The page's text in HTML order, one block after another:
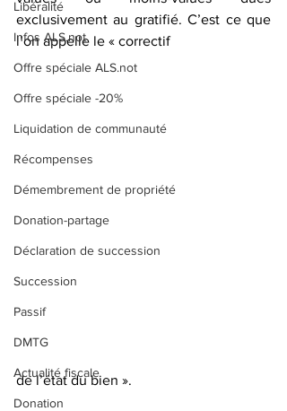
Libéralité
Infos ALS.not
Offre spéciale ALS.not
Offre spéciale -20%
Liquidation de communauté
Récompenses
Démembrement de propriété
Donation-partage
Déclaration de succession
Succession
Passif
DMTG
Actualité fiscale
Donation
exclusivement au gratifié. C’est ce que
l’on appelle le « correctif
de l’état du bien ».